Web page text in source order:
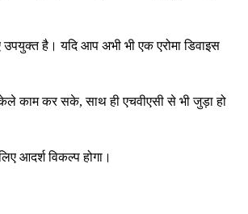
है। यदि आप अभी भी एक एरोमा डिवाइस
काम कर सके, साथ ही एचवीएसी से भी जुड़ा हो
आदर्श विकल्प होगा।